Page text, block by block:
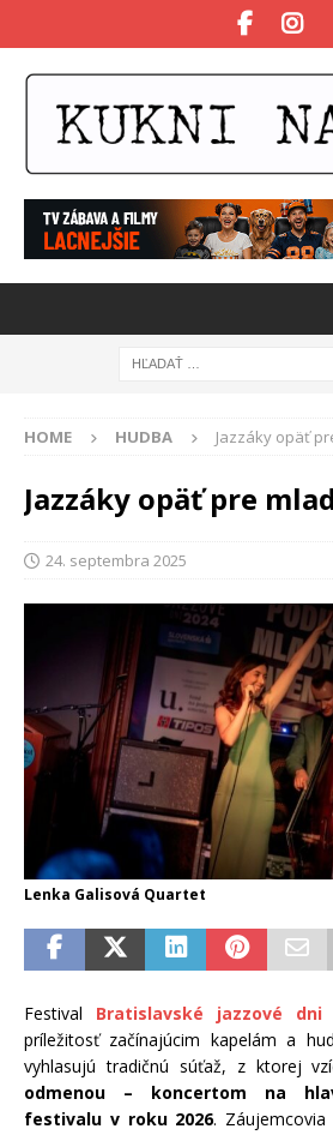
HOME HUDBA Jazzáky opäť
Jazzáky opäť pre
24. septembra 2025
Lenka Galisová Quartet
Festival Bratislavské jazzové dni
príležitosť začínajúcim kapelám a
vyhlasujú tradičnú súťaž, z ktorej
odmenou – koncertom na
festivalu v roku 2026.